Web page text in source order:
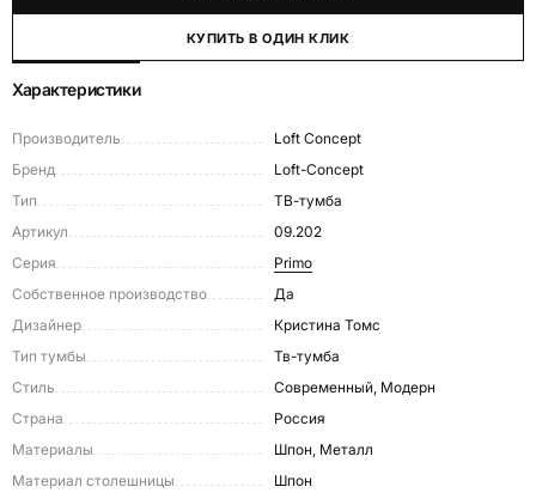
КУПИТЬ В ОДИН КЛИК
Характеристики
Производитель
Loft Concept
Бренд
Loft-Concept
Тип
ТВ-тумба
Артикул
09.202
Серия
Primo
Собственное производство
Да
Дизайнер
Кристина Томс
Тип тумбы
Тв-тумба
Стиль
Современный, Модерн
Страна
Россия
Материалы
Шпон, Металл
Материал столешницы
Шпон